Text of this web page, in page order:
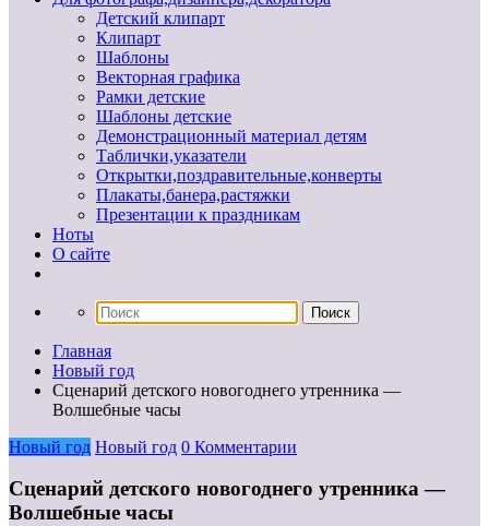
Детский клипарт
Клипарт
Шаблоны
Векторная графика
Рамки детские
Шаблоны детские
Демонстрационный материал детям
Таблички,указатели
Открытки,поздравительные,конверты
Плакаты,банера,растяжки
Презентации к праздникам
Ноты
О сайте
Главная
Новый год
Сценарий детского новогоднего утренника —
Волшебные часы
Новый год Новый год 0 Комментарии
Сценарий детского новогоднего утренника —
Волшебные часы